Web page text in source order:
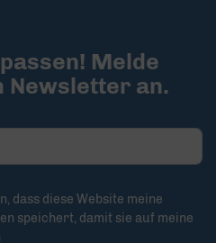
Melde
Newsletter an.
dass diese Website meine
speichert, damit sie auf meine